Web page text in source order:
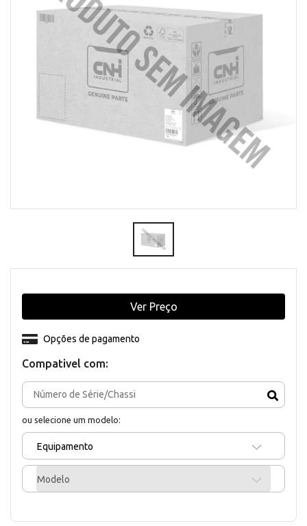
Compativel com:
ou selecione um modelo:
Equipamento
Modelo
Opções de pagamento
Ver Preço